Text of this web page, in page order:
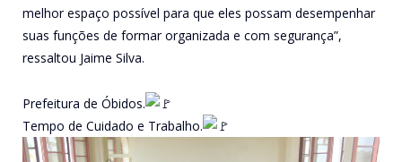
melhor espaço possível para que eles possam desempenhar
suas funções de formar organizada e com segurança”,
ressaltou Jaime Silva.
Prefeitura de Óbidos.
Tempo de Cuidado e Trabalho.